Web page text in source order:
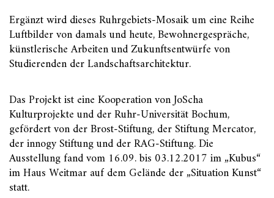
Ergänzt wird dieses Ruhrgebiets-Mosaik um eine Reihe
Luftbilder von damals und heute, Bewohnergespräche,
künstlerische Arbeiten und Zukunftsentwürfe von
Studierenden der Landschaftsarchitektur.
Das Projekt ist eine Kooperation von JoScha
Kulturprojekte und der Ruhr-Universität Bochum,
gefördert von der Brost-Stiftung, der Stiftung Mercator,
der innogy Stiftung und der RAG-Stiftung. Die
Ausstellung fand vom 16.09. bis 03.12.2017 im „Kubus“
im Haus Weitmar auf dem Gelände der „Situation Kunst“
statt.